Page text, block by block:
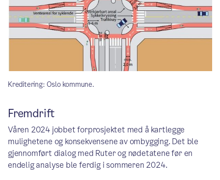
Kreditering: Oslo kommune.
Fremdrift
Våren 2024 jobbet forprosjektet med å kartlegge
mulighetene og konsekvensene av ombygging. Det ble
gjennomført dialog med Ruter og nødetatene før en
endelig analyse ble ferdig i sommeren 2024.